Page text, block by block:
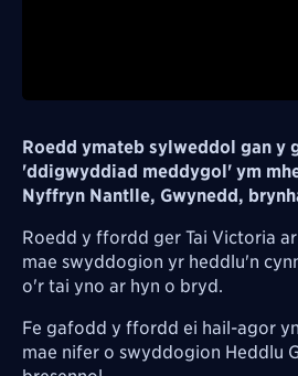
Roedd ymateb sylweddol gan y
'ddigwyddiad meddygol' ym
Nyffryn Nantlle, Gwynedd,
Roedd y ffordd ger Tai Victoria
mae swyddogion yr heddlu'n
o'r tai yno ar hyn o bryd.
Fe gafodd y ffordd ei hail-agor
mae nifer o swyddogion Heddlu